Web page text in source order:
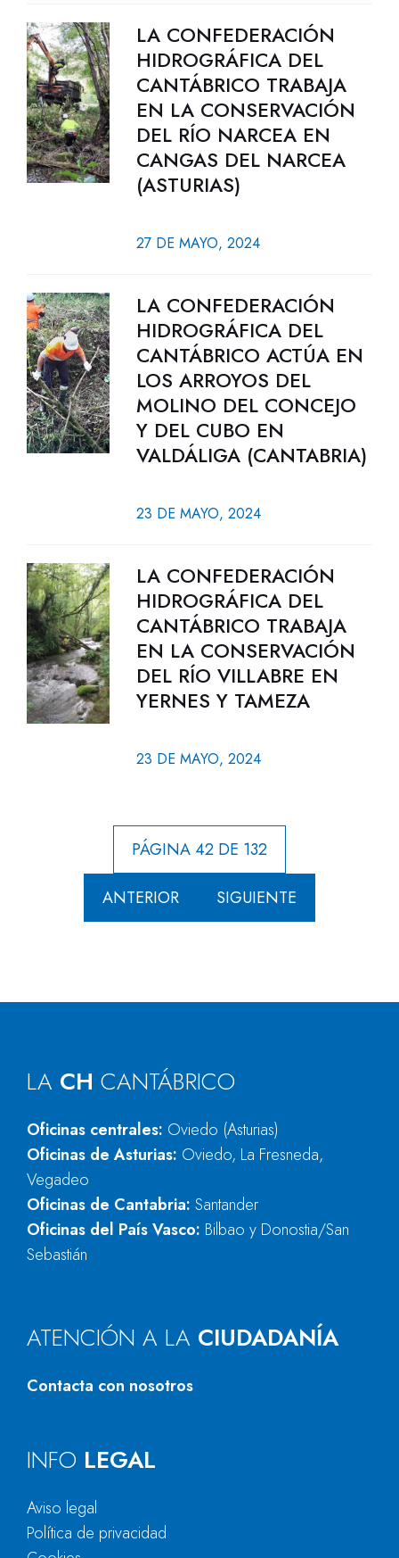
LA CONFEDERACIÓN
HIDROGRÁFICA DEL
CANTÁBRICO TRABAJA
EN LA CONSERVACIÓN
DEL RÍO NARCEA EN
CANGAS DEL NARCEA
(ASTURIAS)
27 DE MAYO, 2024
LA CONFEDERACIÓN
HIDROGRÁFICA DEL
CANTÁBRICO ACTÚA EN
LOS ARROYOS DEL
MOLINO DEL CONCEJO
Y DEL CUBO EN
VALDÁLIGA (CANTABRIA)
23 DE MAYO, 2024
LA CONFEDERACIÓN
HIDROGRÁFICA DEL
CANTÁBRICO TRABAJA
EN LA CONSERVACIÓN
DEL RÍO VILLABRE EN
YERNES Y TAMEZA
23 DE MAYO, 2024
PÁGINA 42 DE 132
ANTERIOR SIGUIENTE
LA CH CANTÁBRICO
Oficinas centrales: Oviedo (Asturias)
Oficinas de Asturias: Oviedo, La Fresneda,
Vegadeo
Oficinas de Cantabria: Santander
Oficinas del País Vasco: Bilbao y Donostia/San
Sebastián
ATENCIÓN A LA CIUDADANÍA
Contacta con nosotros
INFO LEGAL
Aviso legal
Política de privacidad